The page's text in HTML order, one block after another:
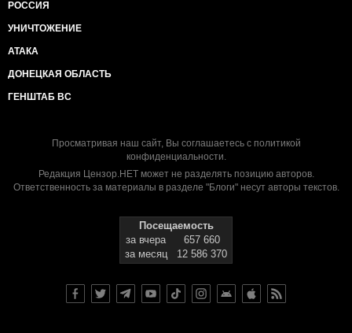
РОССИЯ
УНИЧТОЖЕНИЕ
АТАКА
ДОНЕЦКАЯ ОБЛАСТЬ
ГЕНШТАБ ВС
Просматривая наш сайт, Вы соглашаетесь с политикой
конфиденциальности.
Редакция Цензор.НЕТ может не разделять позицию авторов.
Ответственность за материалы в разделе "Блоги" несут авторы текстов.
Посещаемость
за вчера
657 660
за месяц
12 586 370